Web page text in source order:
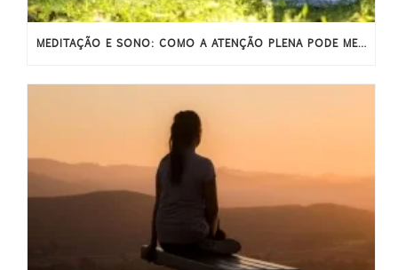
MEDITAÇÃO E SONO: COMO A ATENÇÃO PLENA PODE MELHORAR O SONO